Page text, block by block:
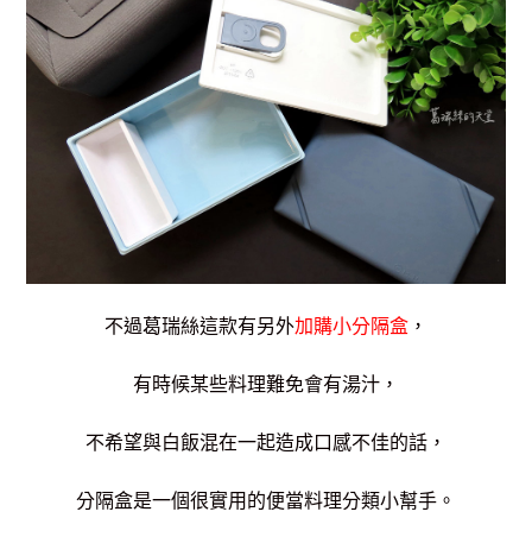
不過葛瑞絲這款有另外加購小分隔盒 ，
有時候某些料理難免會有湯汁，
不希望與白飯混在一起造成口感不佳的話，
分隔盒是一個很實用的便當料理分類小幫手。